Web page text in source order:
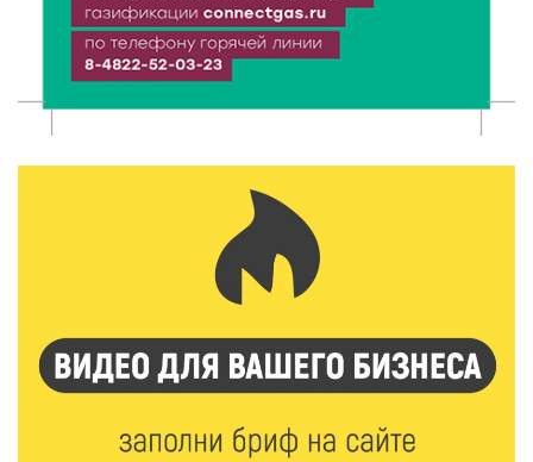
День физкультурника в Тверской области: где и
какие спортивные события пройдут в выходные
7 Авг 2026 09:32 187
школьники из Твери и Палестины объединились
От зарядки до ПДД: как в Твери детям прививают
От ливней к ясным дням: как изменится погода в